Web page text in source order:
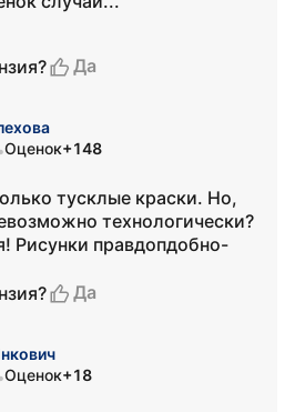
Да
•Оценок+148
тусклые краски. Но,
технологически?
Рисунки правдопдобно-
Да
•Оценок+18